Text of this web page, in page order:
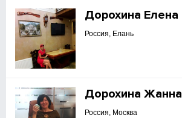
Дорохина Елена
Россия, Елань
Дорохина Жанна
Россия, Москва